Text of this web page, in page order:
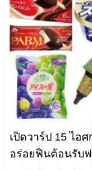
เปิดวาร์ป 15 ไอ
อร่อยฟินต้อนรับ